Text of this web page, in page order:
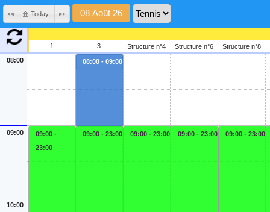
Today
1 3 Structure n°4 Structure n°6
Structure n°8
08:00
09:00
10:00
09:00 -
23:00
08:00 - 09:00
09:00 - 23:00 09:00 - 23:00 09:00 - 23:00 09:00 - 23:00